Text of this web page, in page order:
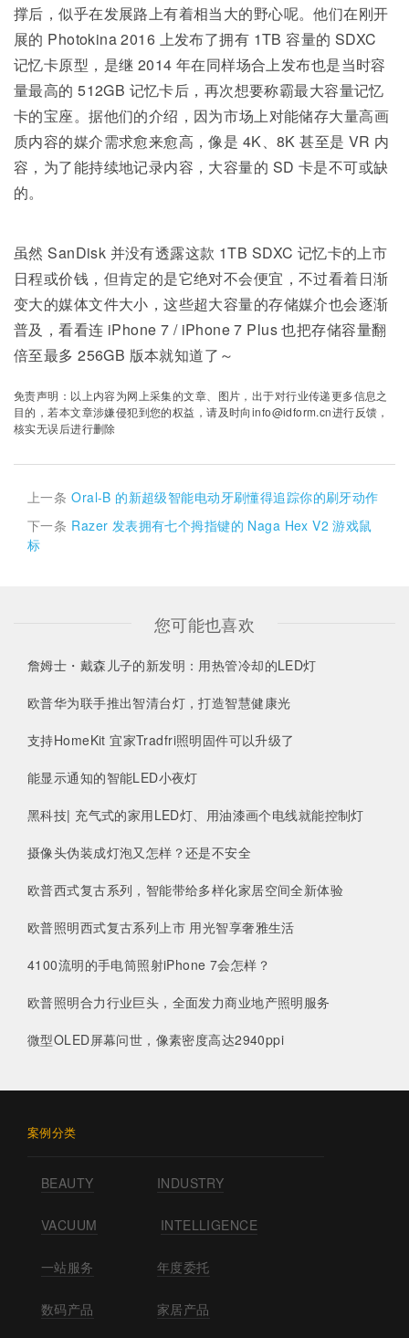
撑后，似乎在发展路上有着相当大的野心呢。他们在刚开
展的 Photokina 2016 上发布了拥有 1TB 容量的 SDXC
记忆卡原型，是继 2014 年在同样场合上发布也是当时容
量最高的 512GB 记忆卡后，再次想要称霸最大容量记忆
卡的宝座。据他们的介绍，因为市场上对能储存大量高画
质内容的媒介需求愈来愈高，像是 4K、8K 甚至是 VR 内
容，为了能持续地记录内容，大容量的 SD 卡是不可或缺
的。
虽然 SanDisk 并没有透露这款 1TB SDXC 记忆卡的上市
日程或价钱，但肯定的是它绝对不会便宜，不过看着日渐
变大的媒体文件大小，这些超大容量的存储媒介也会逐渐
普及，看看连 iPhone 7 / iPhone 7 Plus 也把存储容量翻
倍至最多 256GB 版本就知道了～
免责声明：以上内容为网上采集的文章、图片，出于对行业传递更多信息之
目的，若本文章涉嫌侵犯到您的权益，请及时向info@idform.cn进行反馈，
核实无误后进行删除
上一条 Oral-B 的新超级智能电动牙刷懂得追踪你的刷牙动作
下一条 Razer 发表拥有七个拇指键的 Naga Hex V2 游戏鼠
标
您可能也喜欢
詹姆士・戴森儿子的新发明：用热管冷却的LED灯
欧普华为联手推出智清台灯，打造智慧健康光
支持HomeKit 宜家Tradfri照明固件可以升级了
能显示通知的智能LED小夜灯
黑科技| 充气式的家用LED灯、用油漆画个电线就能控制灯
摄像头伪装成灯泡又怎样？还是不安全
欧普西式复古系列，智能带给多样化家居空间全新体验
欧普照明西式复古系列上市 用光智享奢雅生活
4100流明的手电筒照射iPhone 7会怎样？
欧普照明合力行业巨头，全面发力商业地产照明服务
微型OLED屏幕问世，像素密度高达2940ppi
案例分类
BEAUTY INDUSTRY
VACUUM INTELLIGENCE
一站服务 年度委托
数码产品 家居产品